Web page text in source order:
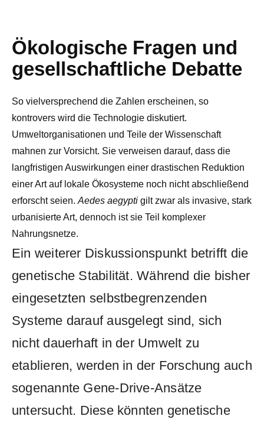
Ökologische Fragen und
gesellschaftliche Debatte
So vielversprechend die Zahlen erscheinen, so
kontrovers wird die Technologie diskutiert.
Umweltorganisationen und Teile der Wissenschaft
mahnen zur Vorsicht. Sie verweisen darauf, dass die
langfristigen Auswirkungen einer drastischen Reduktion
einer Art auf lokale Ökosysteme noch nicht abschließend
erforscht seien. Aedes aegypti gilt zwar als invasive, stark
urbanisierte Art, dennoch ist sie Teil komplexer
Nahrungsnetze.
Ein weiterer Diskussionspunkt betrifft die
genetische Stabilität. Während die bisher
eingesetzten selbstbegrenzenden
Systeme darauf ausgelegt sind, sich
nicht dauerhaft in der Umwelt zu
etablieren, werden in der Forschung auch
sogenannte Gene-Drive-Ansätze
untersucht. Diese könnten genetische